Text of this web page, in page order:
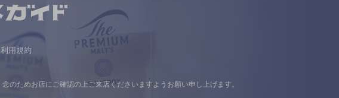
利用規約
念のためお店にご確認の上ご来店くださいますようお願い申し上げます。